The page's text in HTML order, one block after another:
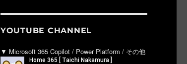
YOUTUBE CHANNEL
▼ Microsoft 365 Copilot / Power Platform / その他